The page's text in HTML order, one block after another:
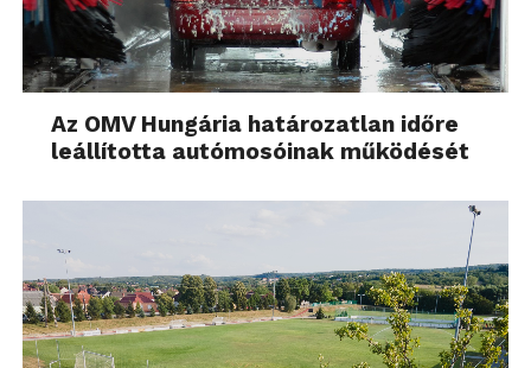
Az OMV Hungária határozatlan időre
leállította autómosóinak működését